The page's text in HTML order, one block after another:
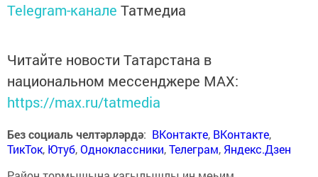
Telegram-канале Татмедиа
Читайте новости Татарстана в
национальном мессенджере MАХ:
https://max.ru/tatmedia
Без социаль челтәрләрдә: ВКонтакте, ВКонтакте,
ТикТок, Ютуб,Одноклассники,Телеграм, Яндекс.Дзен